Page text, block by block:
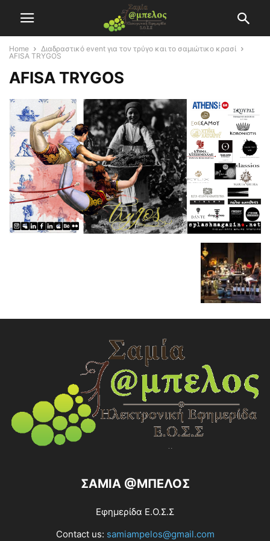
Home
Διαδραστικό event για τον τρύγο και το σαμιώτικο κρασί
AFISA TRYGOS
AFISA TRYGOS
ΣΑΜΙΑ @ΜΠΕΛΟΣ
Εφημερίδα Ε.Ο.Σ.Σ
Contact us: samiampelos@gmail.com